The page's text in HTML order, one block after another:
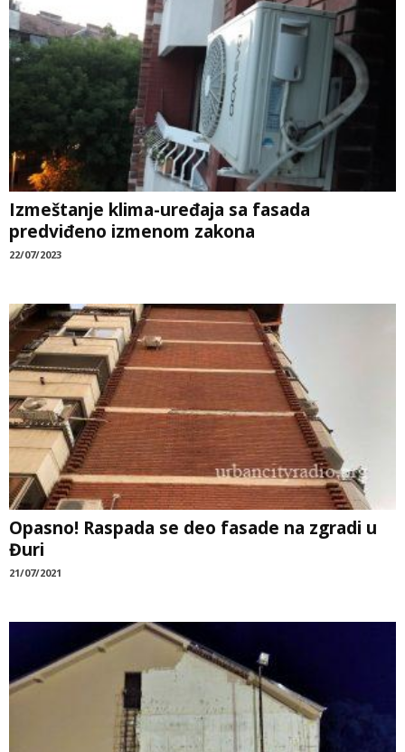
Izmeštanje klima-uređaja sa fasada
predviđeno izmenom zakona
22/07/2023
Opasno! Raspada se deo fasade na zgradi u
Đuri
21/07/2021